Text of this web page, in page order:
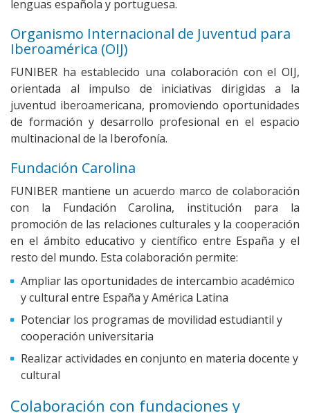
lenguas española y portuguesa.
Organismo Internacional de Juventud para
Iberoamérica (OIJ)
FUNIBER ha establecido una colaboración con el OIJ,
orientada al impulso de iniciativas dirigidas a la
juventud iberoamericana, promoviendo oportunidades
de formación y desarrollo profesional en el espacio
multinacional de la Iberofonía.
Fundación Carolina
FUNIBER mantiene un acuerdo marco de colaboración
con la Fundación Carolina, institución para la
promoción de las relaciones culturales y la cooperación
en el ámbito educativo y científico entre España y el
resto del mundo. Esta colaboración permite:
Ampliar las oportunidades de intercambio académico
y cultural entre España y América Latina
Potenciar los programas de movilidad estudiantil y
cooperación universitaria
Realizar actividades en conjunto en materia docente y
cultural
Colaboración con fundaciones y